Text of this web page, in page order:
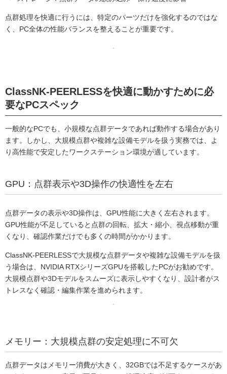
点群処理を快適に行うには、特定のパーツだけを強化するのではな
く、PC全体の性能バランスを整えることが重要です。
ClassNK-PEERLESSを快適に動かすために必
要なPCスペック
一般的なPCでも、小規模な点群データであれば動作する場合があり
ます。しかし、大規模点群や複雑な設備モデルを扱う実務では、よ
り高性能で安定したワークステーション環境が適しています。
GPU：点群表示や3D操作の快適性を左右
点群データの表示や3D操作は、GPU性能に大きく左右されます。
GPU性能が不足していると点群の回転、拡大・縮小、視点移動が重
くなり、確認作業だけでも多くの時間がかかります。
ClassNK-PEERLESSで大規模な点群データや複雑な設備モデルを扱
う場合は、NVIDIA RTXシリーズGPUを搭載したPCがお勧めです。
大規模点群や3Dモデルをスムーズに表示しやすくなり、設計者がス
トレスなく確認・編集作業を進められます。
メモリー：大規模点群の安定処理に不可欠
点群データはメモリー消費が大きく、32GBでは不足するケースがあ